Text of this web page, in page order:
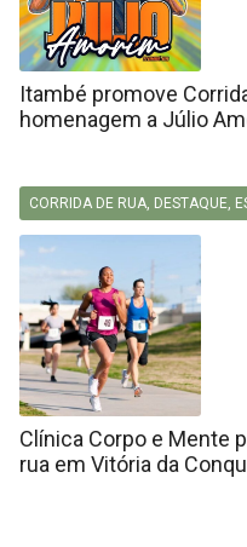
Itambé promove
homenagem a Júlio
CORRIDA DE RUA, DESTAQUE,
Clínica Corpo e Mente
rua em Vitória da